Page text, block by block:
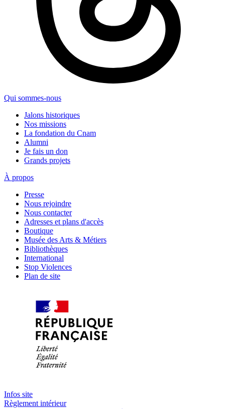
Qui sommes-nous
Jalons historiques
Nos missions
La fondation du Cnam
Alumni
Je fais un don
Grands projets
À propos
Presse
Nous rejoindre
Nous contacter
Adresses et plans d'accès
Boutique
Musée des Arts & Métiers
Bibliothèques
International
Stop Violences
Plan de site
Infos site
Règlement intérieur